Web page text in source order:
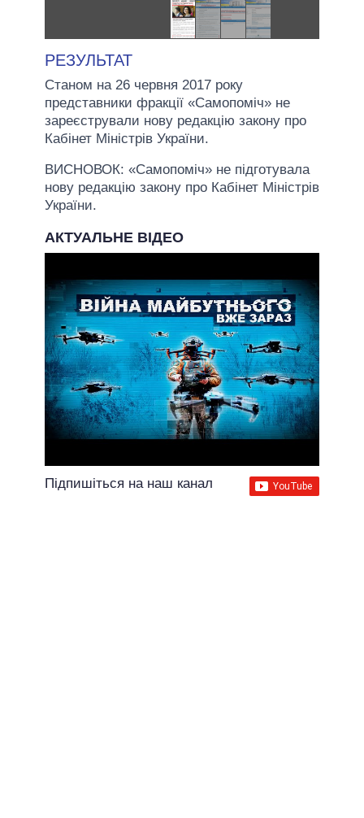
РЕЗУЛЬТАТ
Станом на 26 червня 2017 року
представники фракції «Самопоміч» не
зареєстрували нову редакцію закону про
Кабінет Міністрів України.
ВИСНОВОК: «Самопоміч» не підготувала
нову редакцію закону про Кабінет Міністрів
України.
АКТУАЛЬНЕ ВІДЕО
Підпишіться на наш канал